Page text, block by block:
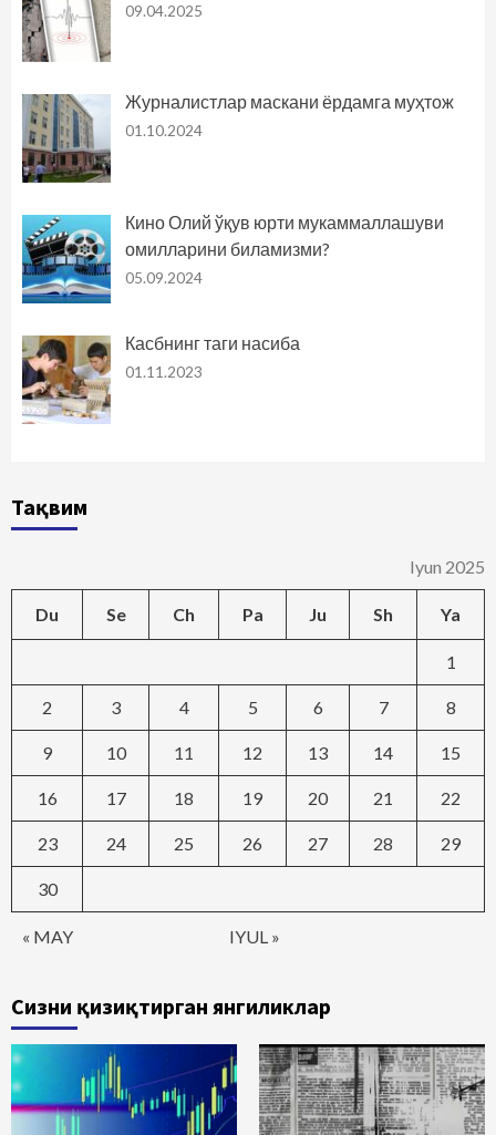
09.04.2025
Журналистлар маскани ёрдамга муҳтож
01.10.2024
Кино Олий ўқув юрти мукаммаллашуви
омилларини биламизми?
05.09.2024
Касбнинг таги насиба
01.11.2023
Тақвим
Iyun 2025
Du Se Ch Pa Ju Sh Ya
« MAY IYUL »
1
2 3 4 5 6 7 8
9 10 11 12 13 14 15
16 17 18 19 20 21 22
23 24 25 26 27 28 29
30
Сизни қизиқтирган янгиликлар